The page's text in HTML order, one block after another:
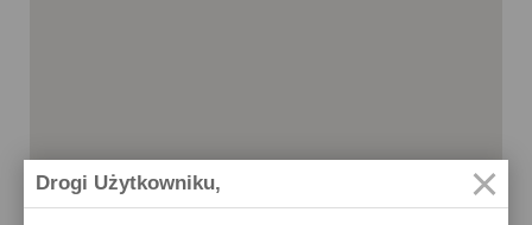
Drogi Użytkowniku,